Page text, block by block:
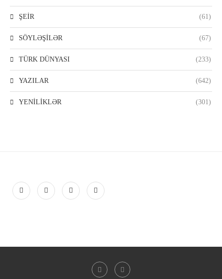
ŞEİR (61)
SÖYLƏŞİLƏR (67)
TÜRK DÜNYASI (233)
YAZILAR (642)
YENİLİKLƏR (301)